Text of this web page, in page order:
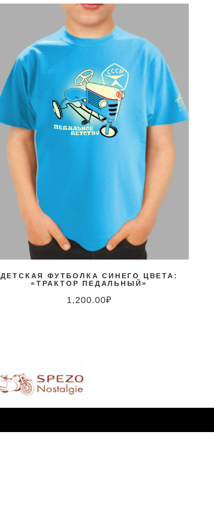
ДЕТСКАЯ ФУТБОЛКА СИНЕГО ЦВЕТА:
«ТРАКТОР ПЕДАЛЬНЫЙ»
1,200.00₽